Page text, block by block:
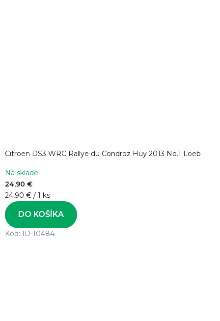
Citroen DS3 WRC Rallye du Condroz Huy 2013 No.1 Loeb
Na sklade
24,90 €
Jednotková
cena:
24,90 € / 1 ks
DO KOŠÍKA
Kód: ID-10484